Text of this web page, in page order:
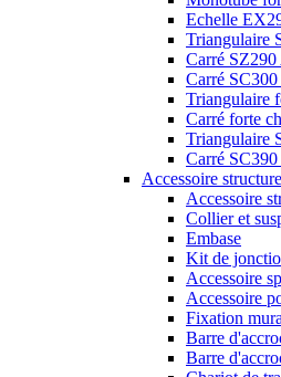
Echelle
Triangulaire
Carré
Carré
Triangulaire
Carré forte
Triangulaire
Carré
Accessoire structure
Accessoire
Collier et
Embase
Kit de
Accessoire
Accessoire
Fixation
Barre
Barre